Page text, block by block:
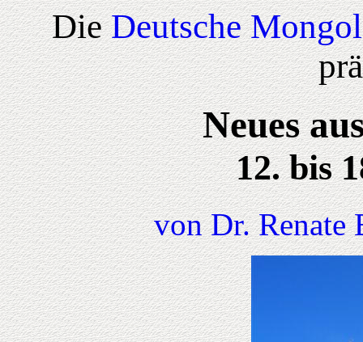
DieDeutsche
Neues
12. bis
von Dr. Renate